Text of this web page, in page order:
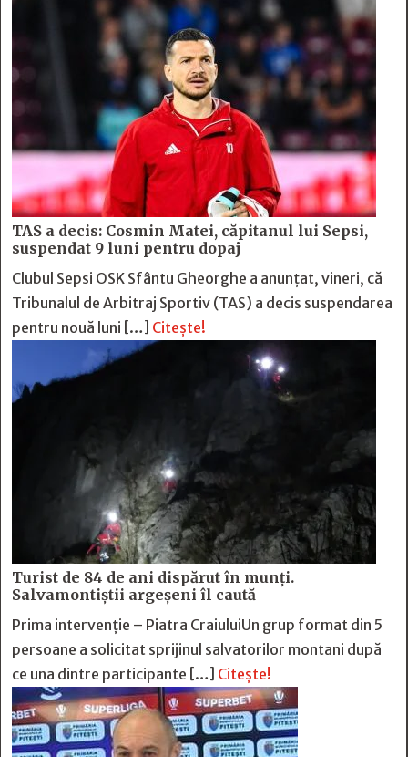
TAS a decis: Cosmin Matei, căpitanul lui Sepsi,
suspendat 9 luni pentru dopaj
Clubul Sepsi OSK Sfântu Gheorghe a anunțat, vineri, că
Tribunalul de Arbitraj Sportiv (TAS) a decis suspendarea
pentru nouă luni […] Citește!
Turist de 84 de ani dispărut în munți.
Salvamontiștii argeșeni îl caută
Prima intervenție – Piatra CraiuluiUn grup format din 5
persoane a solicitat sprijinul salvatorilor montani după
ce una dintre participante […] Citește!